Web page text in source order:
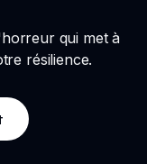
qui met à
résilience.